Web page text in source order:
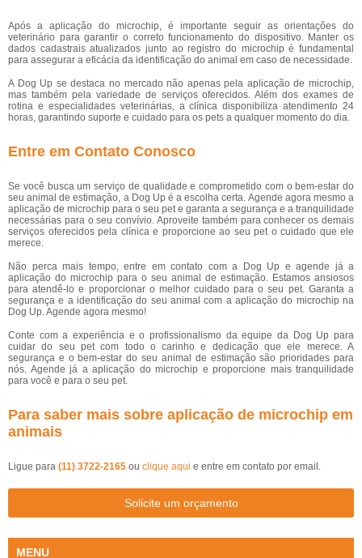
Após a aplicação do microchip, é importante seguir as orientações do
veterinário para garantir o correto funcionamento do dispositivo. Manter os
dados cadastrais atualizados junto ao registro do microchip é fundamental
para assegurar a eficácia da identificação do animal em caso de necessidade.
A Dog Up se destaca no mercado não apenas pela aplicação de microchip,
mas também pela variedade de serviços oferecidos. Além dos exames de
rotina e especialidades veterinárias, a clínica disponibiliza atendimento 24
horas, garantindo suporte e cuidado para os pets a qualquer momento do dia.
Entre em Contato Conosco
Se você busca um serviço de qualidade e comprometido com o bem-estar do
seu animal de estimação, a Dog Up é a escolha certa. Agende agora mesmo a
aplicação de microchip para o seu pet e garanta a segurança e a tranquilidade
necessárias para o seu convívio. Aproveite também para conhecer os demais
serviços oferecidos pela clínica e proporcione ao seu pet o cuidado que ele
merece.
Não perca mais tempo, entre em contato com a Dog Up e agende já a
aplicação do microchip para o seu animal de estimação. Estamos ansiosos
para atendê-lo e proporcionar o melhor cuidado para o seu pet. Garanta a
segurança e a identificação do seu animal com a aplicação do microchip na
Dog Up. Agende agora mesmo!
Conte com a experiência e o profissionalismo da equipe da Dog Up para
cuidar do seu pet com todo o carinho e dedicação que ele merece. A
segurança e o bem-estar do seu animal de estimação são prioridades para
nós. Agende já a aplicação do microchip e proporcione mais tranquilidade
para você e para o seu pet.
Para saber mais sobre aplicação de microchip em
animais
Ligue para (11) 3722-2165 ou clique aqui e entre em contato por email.
Solicite um orçamento
MENU